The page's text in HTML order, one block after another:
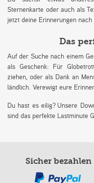
Sternenkarte oder auch als
jetzt deine Erinnerungen nach
Das
Auf der Suche nach einem
als Geschenk: Für
ziehen, oder als Dank an
ländlich. Verewigt eure
Du hast es eilig? Unsere
sind das perfekte Lastminute
Sicher bezahlen